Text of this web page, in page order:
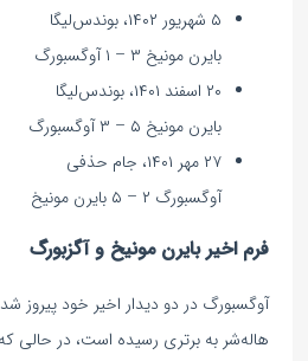
۵ شهریور ۱۴۰۲، بوندس‌لیگا
بایرن مونیخ ۳ – ۱ آوگسبورگ
۲۰ اسفند ۱۴۰۱، بوندس‌لیگا
بایرن مونیخ ۵ – ۳ آوگسبورگ
۲۷ مهر ۱۴۰۱، جام حذفی
آوگسبورگ ۲ – ۵ بایرن مونیخ
فرم اخیر بایرن مونیخ و آگزبورگ
هاله‌شر به برتری رسیده است، در حالی